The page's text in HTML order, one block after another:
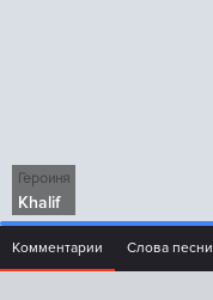
Героиня
Khalif
Комментарии Слова песни